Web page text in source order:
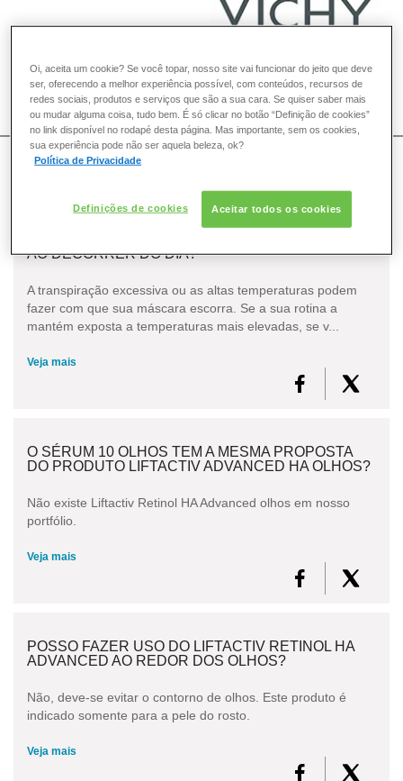
COMO POSSO AJUDAR? DÚVIDAS SOBRE:
PELE
SOLAR
DERMACLUB
VOZ DA BELEZA VICHY
AO DECORRER DO DIA?
A transpiração excessiva ou as altas temperaturas podem
fazer com que sua máscara escorra. Se a sua rotina a
mantém exposta a temperaturas mais elevadas, se v...
Veja mais
O SÉRUM 10 OLHOS TEM A MESMA PROPOSTA
DO PRODUTO LIFTACTIV ADVANCED HA OLHOS?
Não existe Liftactiv Retinol HA Advanced olhos em nosso
portfólio.
Veja mais
POSSO FAZER USO DO LIFTACTIV RETINOL HA
ADVANCED AO REDOR DOS OLHOS?
Não, deve-se evitar o contorno de olhos. Este produto é
indicado somente para a pele do rosto.
Veja mais
Oi, aceita um cookie? Se você topar, nosso site vai funcionar do jeito que deve
ser, oferecendo a melhor experiência possível, com conteúdos, recursos de
redes sociais, produtos e serviços que são a sua cara. Se quiser saber mais
ou mudar alguma coisa, tudo bem. É só clicar no botão “Definição de cookies”
no link disponível no rodapé desta página. Mas importante, sem os cookies,
sua experiência pode não ser aquela beleza, ok?
Política de Privacidade
Definições de cookies Aceitar todos os cookies